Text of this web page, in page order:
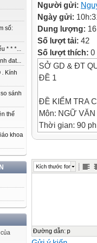
số:
* * *...
đat...
. Kính
sánh
thế
khoa
Người gửi:
Ngày gửi:
Dung lượng:
Số lượt tải: 42
Số lượt thích: 0
SỞ GD & ĐT
ĐỀ 1
ĐỀ KIỂM TRA
Môn: NGỮ VĂN
Thời gian: 90
Đọc bài thơ sau
Khi tôi sinh ra
Những trận
Kích thước font
Đường dẫn: p